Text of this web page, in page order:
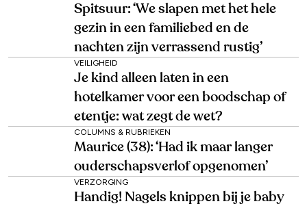
Spitsuur: ‘We slapen met het hele
gezin in een familiebed en de
nachten zijn verrassend rustig’
VEILIGHEID
Je kind alleen laten in een
hotelkamer voor een boodschap of
etentje: wat zegt de wet?
COLUMNS & RUBRIEKEN
Maurice (38): ‘Had ik maar langer
ouderschapsverlof opgenomen’
VERZORGING
Handig! Nagels knippen bij je baby